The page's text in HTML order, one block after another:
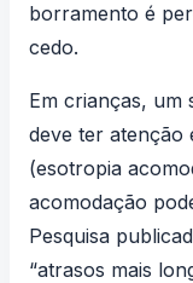
borramento é
cedo.
Em crianças, um
deve ter atenção
(esotropia
acomodação
Pesquisa
“atrasos mais